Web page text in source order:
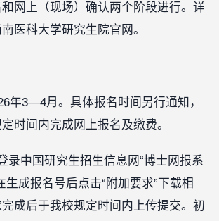
网上（现场）确认两个阶段进行。详
医科大学研究生院官网。
年3—4月。具体报名时间另行通知，
时间内完成网上报名及缴费。
录中国研究生招生信息网“博士网报系
生成报名号后点击“附加要求”下载相
成后于我校规定时间内上传提交。初